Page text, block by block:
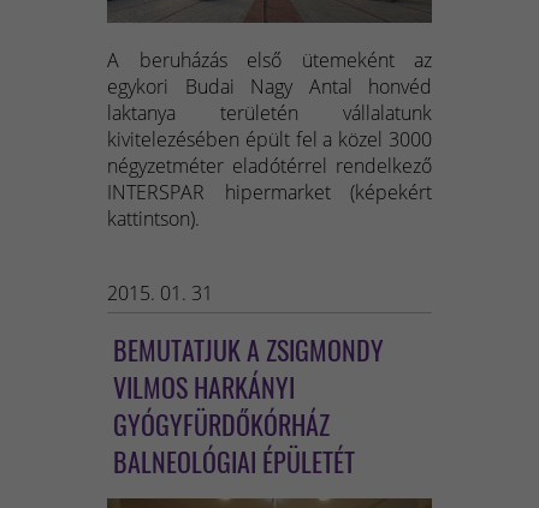
A beruházás első ütemeként az
egykori Budai Nagy Antal honvéd
laktanya területén vállalatunk
kivitelezésében épült fel a közel 3000
négyzetméter eladótérrel rendelkező
INTERSPAR hipermarket (képekért
kattintson).
2015. 01. 31
BEMUTATJUK A ZSIGMONDY
VILMOS HARKÁNYI
GYÓGYFÜRDŐKÓRHÁZ
BALNEOLÓGIAI ÉPÜLETÉT